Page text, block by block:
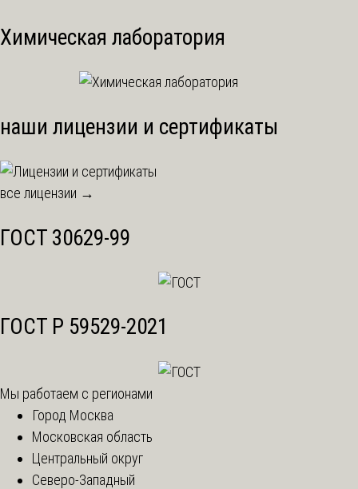
Химическая лаборатория
наши лицензии и сертификаты
все лицензии →
ГОСТ 30629-99
ГОСТ Р 59529-2021
Мы работаем с регионами
Город Москва
Московская область
Центральный округ
Северо-Западный